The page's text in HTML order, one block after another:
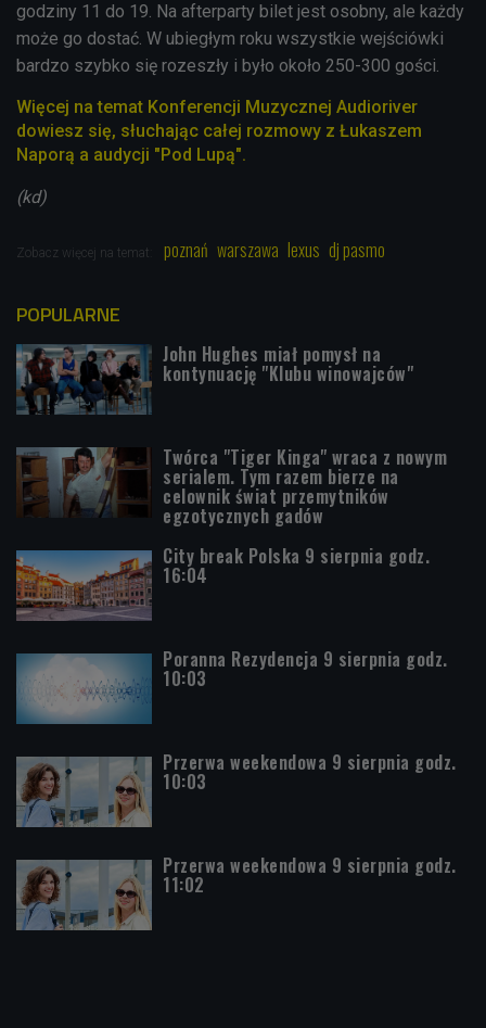
godziny 11 do 19. Na afterparty bilet jest osobny, ale każdy
może go dostać. W ubiegłym roku wszystkie wejściówki
bardzo szybko się rozeszły i było około 250-300 gości.
Więcej na temat Konferencji Muzycznej Audioriver
dowiesz się, słuchając całej rozmowy z Łukaszem
Naporą a audycji "Pod Lupą".
(kd)
Zobacz więcej na temat: poznań warszawa lexus dj pasmo
POPULARNE
John Hughes miał pomysł na
kontynuację "Klubu winowajców"
Twórca "Tiger Kinga" wraca z nowym
serialem. Tym razem bierze na
celownik świat przemytników
egzotycznych gadów
City break Polska 9 sierpnia godz.
16:04
Poranna Rezydencja 9 sierpnia godz.
10:03
Przerwa weekendowa 9 sierpnia godz.
10:03
Przerwa weekendowa 9 sierpnia godz.
11:02